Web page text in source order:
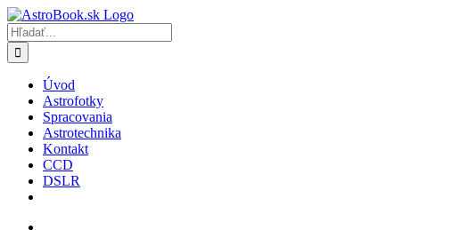
Skip
to
content
Hľadať:
Úvod
Astrofotky
Spracovania
Astrotechnika
Kontakt
CCD
DSLR